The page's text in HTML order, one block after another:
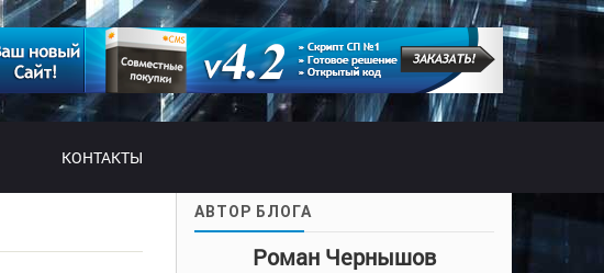
КОНТАКТЫ
АВТОР БЛОГА
Роман Чернышов